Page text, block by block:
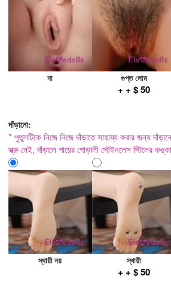
না গুপ্ত লোম
+ + $ 50
দাঁড়ানো:
* পুতুলটিকে নিজে নিজে দাঁড়াতে সাহায্য করার জন্য
স্ক্রু নেই, দাঁড়ালে পায়ের গোড়ালী স্টেইনলেস স্টিলের
স্থায়ী নয় স্থায়ী
+ + $ 50